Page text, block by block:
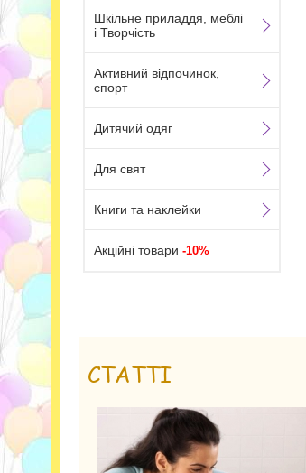
Шкільне приладдя, меблі
і Творчість
Активний відпочинок,
спорт
Дитячий одяг
Для свят
Книги та наклейки
Акційні товари -10%
СТАТТІ